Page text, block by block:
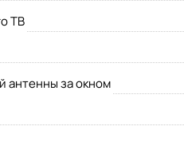
ТВ
антенны за окном